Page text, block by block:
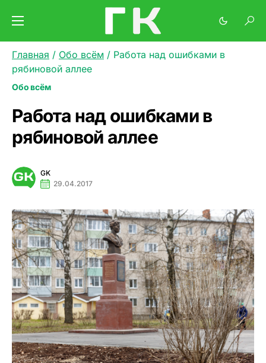
Главная / Обо всём / Работа над ошибками в
рябиновой аллее
Обо всём
Работа над ошибками в
рябиновой аллее
GK
29.04.2017